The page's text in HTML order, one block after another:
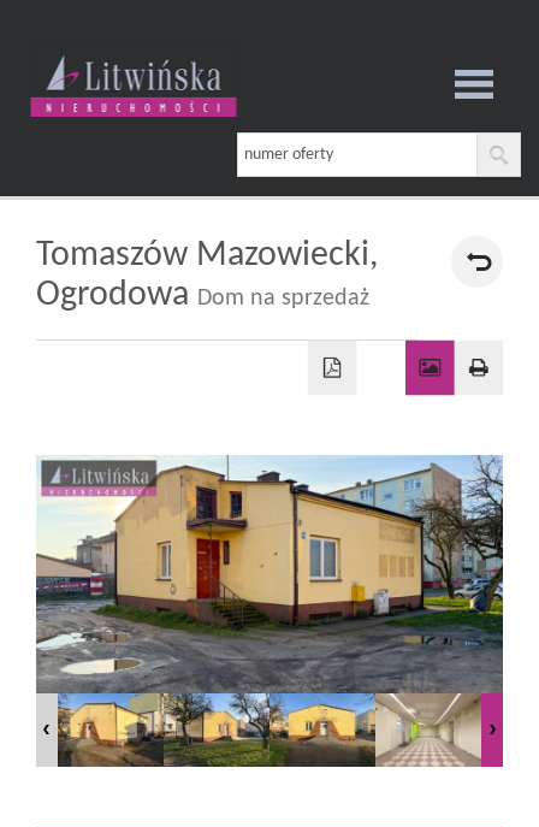
Strona
główna
Oferta
Mieszkania
Domy
Działki
Tomaszów Mazowiecki,
Ogrodowa Dom na sprzedaż